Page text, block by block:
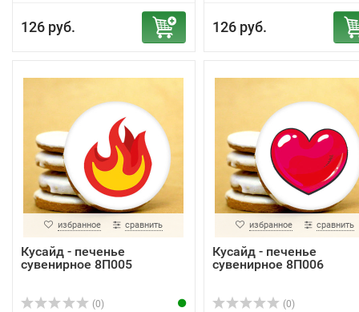
126 руб. 126 руб.
избранное сравнить
Кусайд - печенье
сувенирное 8П005
(0)
избранное сравнить
Кусайд - печенье
сувенирное 8П006
(0)